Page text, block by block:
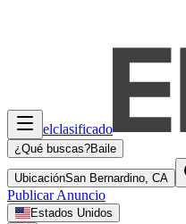
elclasificado
¿Qué buscas?Baile
UbicaciónSan Bernardino, CA
Publicar Anuncio
Estados Unidos